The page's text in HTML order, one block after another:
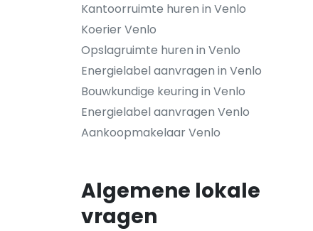
Kantoorruimte huren in Venlo
Koerier Venlo
Opslagruimte huren in Venlo
Energielabel aanvragen in Venlo
Bouwkundige keuring in Venlo
Energielabel aanvragen Venlo
Aankoopmakelaar Venlo
Algemene lokale
vragen